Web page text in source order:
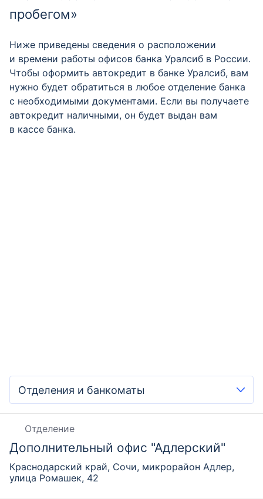
пробегом»
Ниже приведены сведения о расположении
и времени работы офисов банка Уралсиб в России.
Чтобы оформить автокредит в банке Уралсиб, вам
нужно будет обратиться в любое отделение банка
с необходимыми документами. Если вы получаете
автокредит наличными, он будет выдан вам
в кассе банка.
Отделение
Дополнительный офис "Адлерский"
Краснодарский край, Сочи, микрорайон Адлер,
улица Ромашек, 42